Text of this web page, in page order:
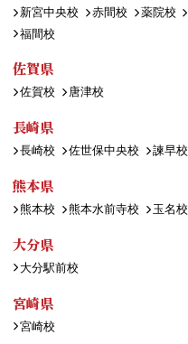
新宮中央校
赤間校 薬院校
福間校
佐賀県
佐賀校 唐津校
長崎県
長崎校 佐世保中央校 諫早校
熊本県
熊本校 熊本水前寺校 玉名校
大分県
大分駅前校
宮崎県
宮崎校